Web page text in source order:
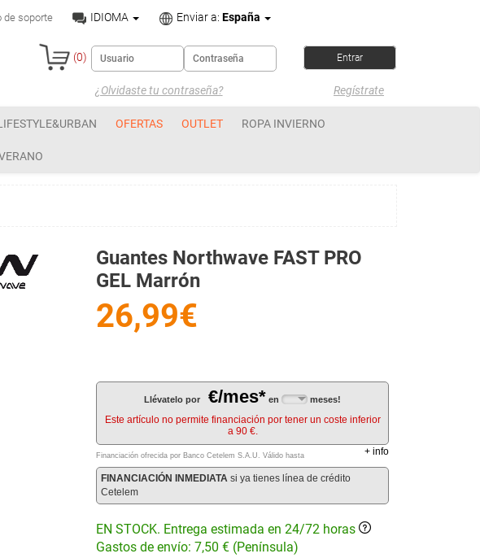
de soporte IDIOMA Enviar a: España
(0)
¿Olvidaste tu contraseña? Regístrate
OFERTAS OUTLET ROPA INVIERNO
Guantes Northwave FAST PRO
GEL Marrón
26,99€
Llévatelo por €/mes* en meses!
Este artículo no permite financiación por tener un coste inferior
a 90 €.
Financiación ofrecida por Banco Cetelem S.A.U. Válido hasta + info
FINANCIACIÓN INMEDIATA si ya tienes línea de crédito
Cetelem
EN STOCK. Entrega estimada en 24/72 horas
Gastos de envío: 7,50 € (Península)